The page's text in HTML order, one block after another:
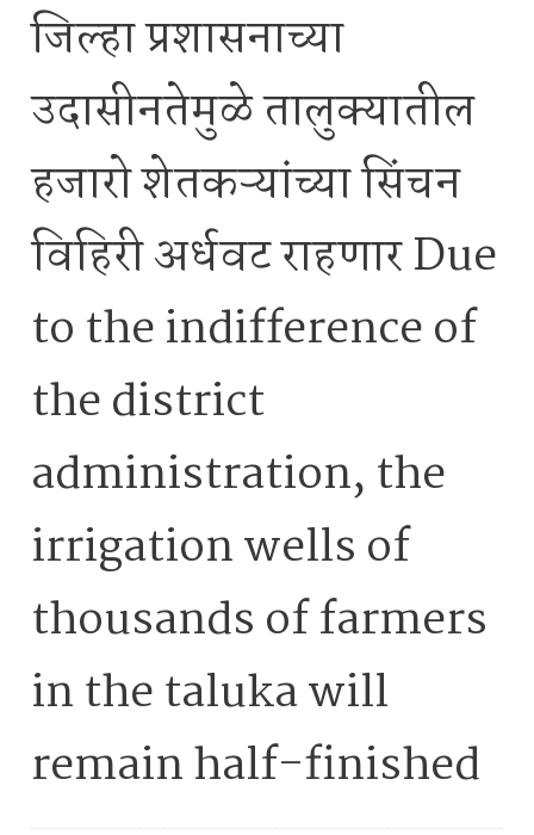
जिल्हा प्रशासनाच्या
उदासीनतेमुळे तालुक्यातील
हजारो शेतकऱ्यांच्या सिंचन
विहिरी अर्धवट राहणार Due
to the indifference of
the district
administration, the
irrigation wells of
thousands of farmers
in the taluka will
remain half-finished